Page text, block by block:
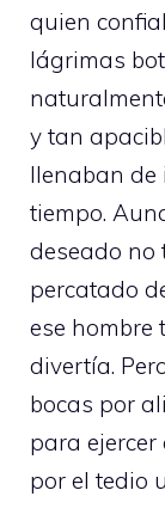
quien
lágrimas
y tan
llenaban de
tiempo.
deseado no
percatado
ese hombre
divertía.
bocas por
para
por el tedio